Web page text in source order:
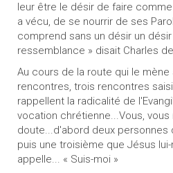
leur être le désir de faire
a vécu, de se nourrir de ses
comprend sans un désir un
ressemblance » disait Charles
Au cours de la route qui le mène
rencontres, trois rencontres
rappellent la radicalité de
vocation chrétienne...Vous,
doute...d'abord deux personnes
puis une troisième que Jésus
appelle... « Suis-moi »